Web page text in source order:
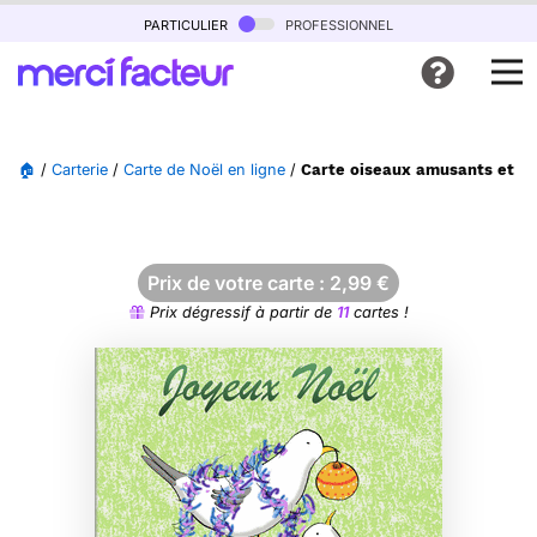
particulier professionnel
🏠 / Carterie / Carte de Noël en ligne / Carte oiseaux amusants et
Prix de votre carte : 2,99 €
Prix dégressif à partir de 11cartes !